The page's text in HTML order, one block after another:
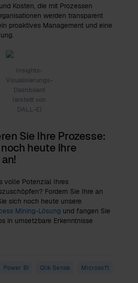
Kosten, die mit Prozessen
werden transparent
proaktives Management und eine
Insights-
Visualisierungs-
Dashboard
(erstellt von
DALL-E)
Sie Ihre Prozesse:
heute Ihre
volle Potenzial Ihres
Fordern Sie Ihre an
sich noch heute unsere
Mining-Lösung und fangen Sie
in umsetzbare Erkenntnisse
Power BI Qlik Sense Microsoft